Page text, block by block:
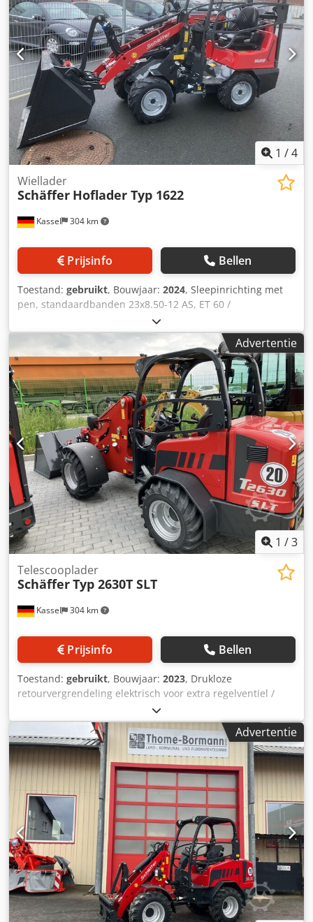
1 /4
Kassel 304 km
Wiellader
Schäffer Hoflader Typ 1622
Prijsinfo Bellen
Toestand: gebruikt, Bouwjaar: 2024, Sleepinrichting met
pen, standaardbanden 23x8.50-12 AS, ET 60 /
aanbouwframe voor wiellader-WS type SWH, hydraulische
lichtgoedbak mini, rechthoekig 0,90 m / 315 l met
bestuurdersbeschermdak, Kubota dieselmotor D902 16,2
kW = 22 pk, First Edition uitrusting. Dsdpfsrxr N Usx Anzock
Advertentie
1 /3
Kassel 304 km
Telescooplader
SchäfferTyp 2630T SLT
Prijsinfo Bellen
Toestand: gebruikt, Bouwjaar: 2023, Drukloze
retourvergrendeling elektrisch voor extra regelventiel /
Extra regelventiel elektrisch bedienbaar via joystick
Verlichtingsinstallatie / LED werklampen achter
Standaardbanden 31x15.5-15 Hoflader-WS opname / SWH
lichtmateriaalschep 1 Dcsdpfjttv Iusx Anzok
Advertentie